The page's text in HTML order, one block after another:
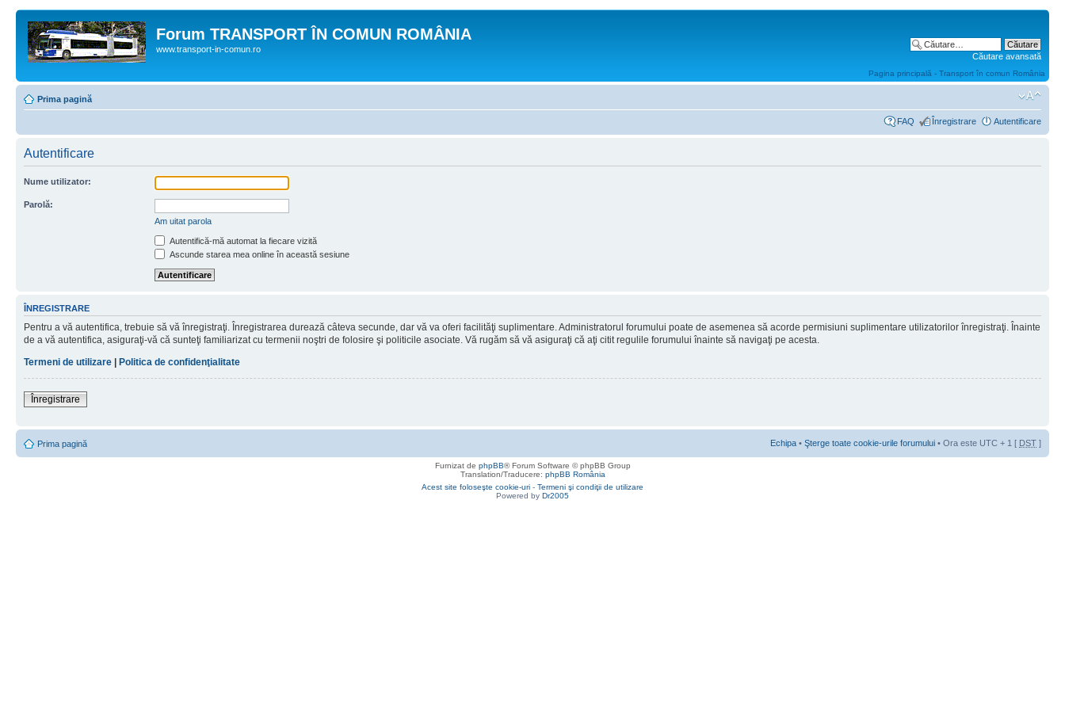
Forum TRANSPORT ÎN COMUN ROMÂNIA
www.transport-in-comun.ro
Căutare avansată
Pagina principală - Transport în comun România
Prima pagină
FAQ Înregistrare Autentificare
Autentificare
Nume utilizator:
Parolă:
Am uitat parola
Autentifică-mă automat la fiecare vizită
Ascunde starea mea online în această sesiune
ÎNREGISTRARE
Pentru a vă autentifica, trebuie să vă înregistraţi. Înregistrarea durează câteva secunde, dar vă va oferi facilităţi suplimentare. Administratorul forumului poate de asemenea să acorde permisiuni suplimentare utilizatorilor înregistraţi. Înainte
de a vă autentifica, asiguraţi-vă că sunteţi familiarizat cu termenii noştri de folosire şi politicile asociate. Vă rugăm să vă asiguraţi că aţi citit regulile forumului înainte să navigaţi pe acesta.
Termeni de utilizare | Politica de confidenţialitate
Înregistrare
Prima pagină Echipa • Şterge toate cookie-urile forumului • Ora este UTC + 1 [ DST ]
Furnizat de phpBB® Forum Software © phpBB Group
Translation/Traducere: phpBB România
Acest site foloseşte cookie-uri - Termeni şi condiţii de utilizare
Powered by Dr2005